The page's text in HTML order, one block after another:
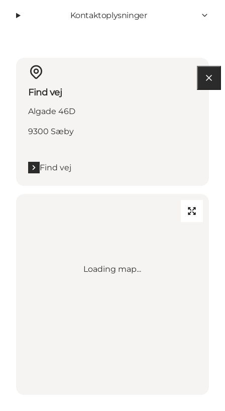
Kontaktoplysninger
Find vej
Algade 46D
9300 Sæby
Find vej
Loading map...